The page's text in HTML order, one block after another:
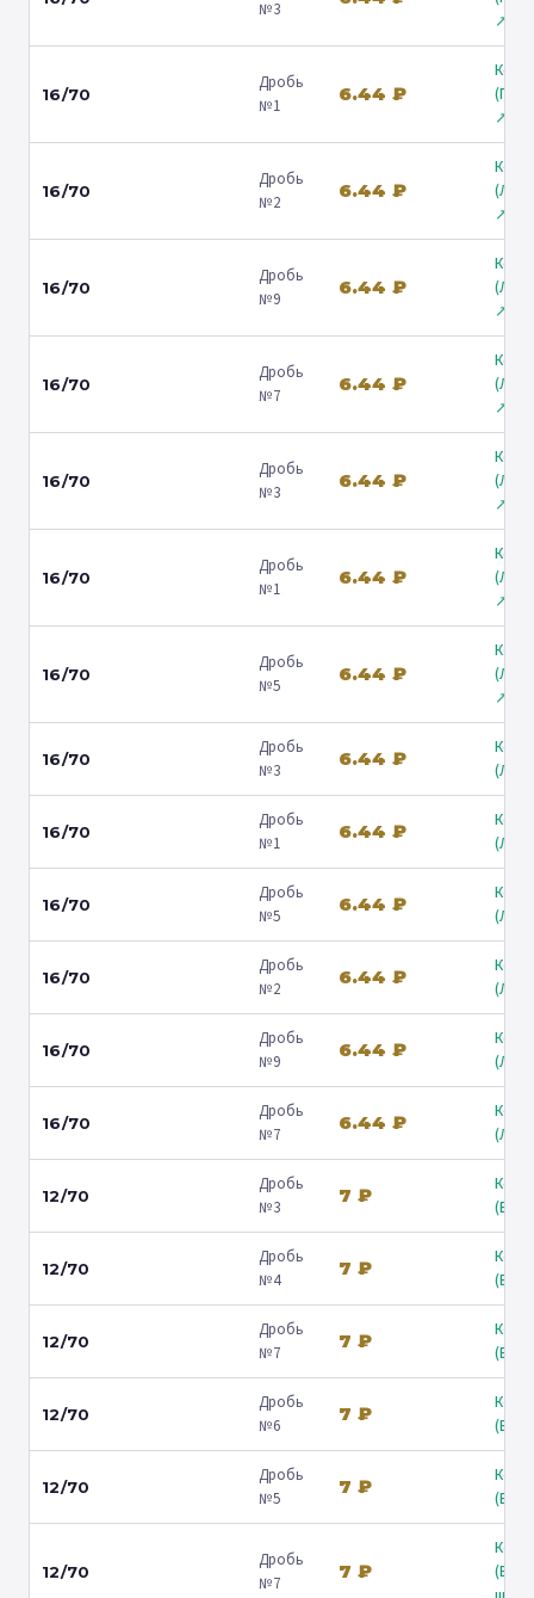
№3
↗
16/70
Дробь
№1
6.44 ₽
↗
16/70
Дробь
№2
6.44 ₽
↗
16/70
Дробь
№9
6.44 ₽
↗
16/70
Дробь
№7
6.44 ₽
↗
16/70
Дробь
№3
6.44 ₽
↗
16/70
Дробь
№1
6.44 ₽
↗
16/70
Дробь
№5
6.44 ₽
↗
16/70
Дробь
№3
6.44 ₽
16/70
Дробь
№1
6.44 ₽
16/70
Дробь
№5
6.44 ₽
16/70
Дробь
№2
6.44 ₽
16/70
Дробь
№9
6.44 ₽
16/70
Дробь
№7
6.44 ₽
12/70
Дробь
№3
7 ₽
12/70
Дробь
№4
7 ₽
12/70
Дробь
№7
7 ₽
12/70
Дробь
№6
7 ₽
12/70
Дробь
№5
7 ₽
12/70
Дробь
№7
7 ₽